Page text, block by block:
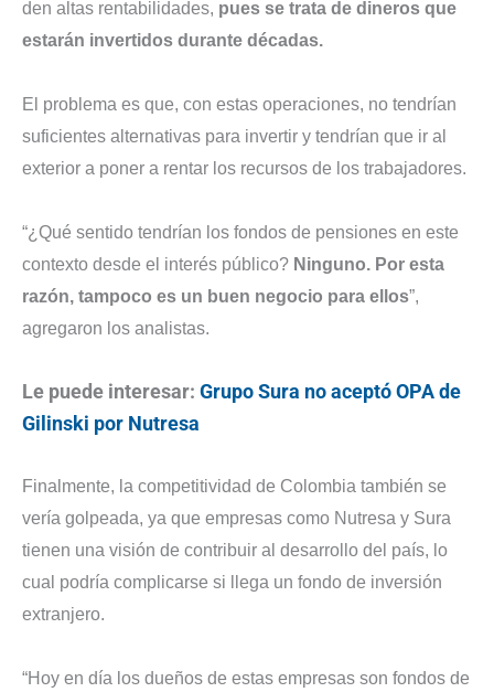
den altas rentabilidades, pues se trata de dineros que
estarán invertidos durante décadas.
El problema es que, con estas operaciones, no tendrían
suficientes alternativas para invertir y tendrían que ir al
exterior a poner a rentar los recursos de los trabajadores.
“¿Qué sentido tendrían los fondos de pensiones en este
contexto desde el interés público? Ninguno. Por esta
razón, tampoco es un buen negocio para ellos”,
agregaron los analistas.
Le puede interesar: Grupo Sura no aceptó OPA de
Gilinski por Nutresa
Finalmente, la competitividad de Colombia también se
vería golpeada, ya que empresas como Nutresa y Sura
tienen una visión de contribuir al desarrollo del país, lo
cual podría complicarse si llega un fondo de inversión
extranjero.
“Hoy en día los dueños de estas empresas son fondos de